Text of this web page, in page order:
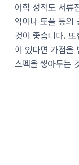
어학 성적도 서류
익이나 토플 등의
것이 좋습니다.
이 있다면 가점을
스펙을 쌓아두는